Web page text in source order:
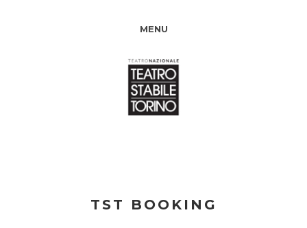
MENU
TST BOOKING